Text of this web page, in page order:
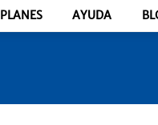
PLANES AYUDA